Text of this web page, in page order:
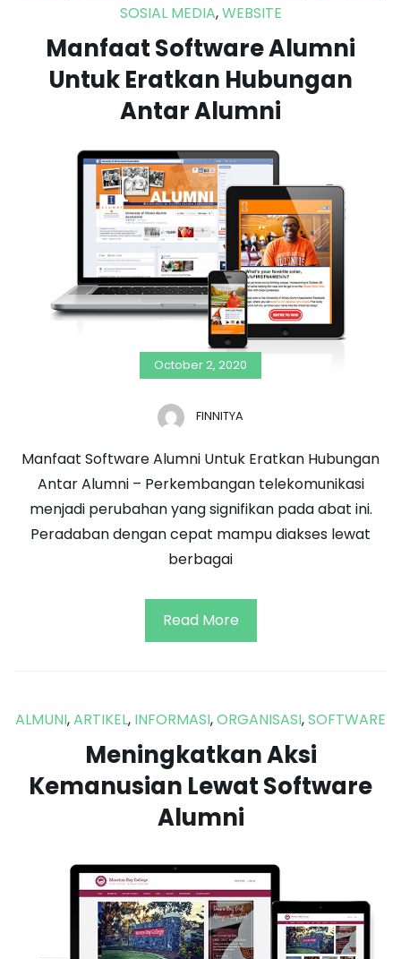
SOSIAL MEDIA,WEBSITE
Manfaat Software Alumni
Untuk Eratkan Hubungan
Antar Alumni
October 2, 2020
FINNITYA
Manfaat Software Alumni Untuk Eratkan Hubungan
Antar Alumni – Perkembangan telekomunikasi
menjadi perubahan yang signifikan pada abat ini.
Peradaban dengan cepat mampu diakses lewat
berbagai
Read More
ALMUNI,ARTIKEL, INFORMASI,ORGANISASI,SOFTWARE
Meningkatkan Aksi
Kemanusian Lewat Software
Alumni